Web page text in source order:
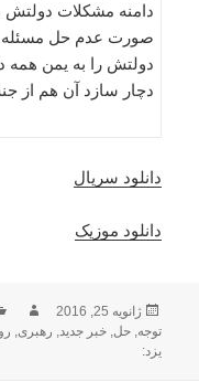
دامنه مشکلات دولتش
صورت عدم حل مسئله
دولتش را به یمن
دچار سازد آن هم از
دانلود سریال
دانلود موزیک
ارسال
شده
ژانویه 25, 2016
توجه,حل,خبر جدید, رهبری,
یزد: